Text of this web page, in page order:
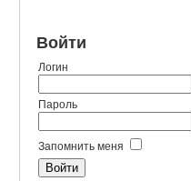
Войти
Логин
Пароль
Запомнить меня